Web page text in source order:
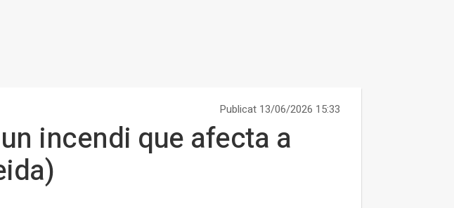
Publicat 13/06/2026 15:33
incendi que afecta a